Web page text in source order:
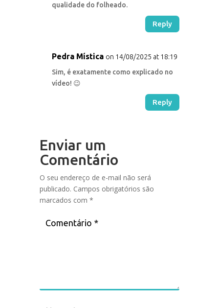
qualidade do folheado.
Reply
Pedra Mística on 14/08/2025 at 18:19
Sim, é exatamente como explicado no
vídeo! 😉
Reply
Enviar um
Comentário
O seu endereço de e-mail não será
publicado. Campos obrigatórios são
marcados com *